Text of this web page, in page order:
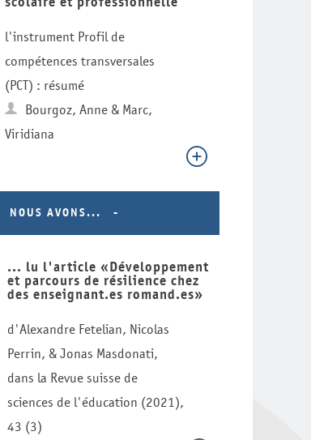
l'instrument Profil de
compétences transversales
(PCT) : résumé
Bourgoz, Anne & Marc,
Viridiana
NOUS AVONS...
... lu l'article «Développement
et parcours de résilience chez
des enseignant.es romand.es»
d'Alexandre Fetelian, Nicolas
Perrin, & Jonas Masdonati,
dans la Revue suisse de
sciences de l'éducation (2021),
43 (3)